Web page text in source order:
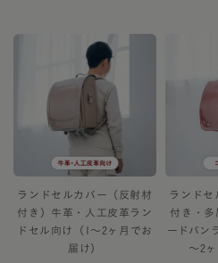
ランドセルカバー（反射材
付き）牛革・人工皮革ラン
ドセル向け（1～2ヶ月でお
届け）
ランドセ
付き・多
ードバン
～2